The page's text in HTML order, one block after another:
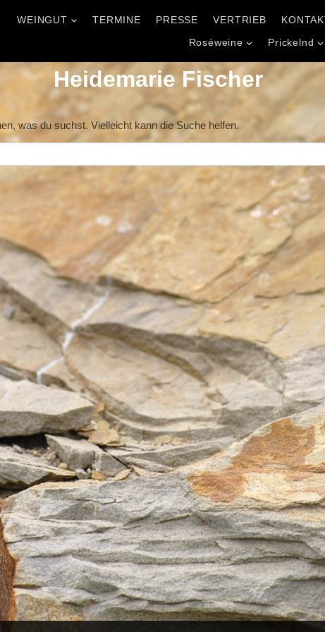
WEINGUT TERMINE PRESSE VERTRIEB
Roséweine Prickelnd
Heidemarie Fischer
was du suchst. Vielleicht kann die Suche helfen.